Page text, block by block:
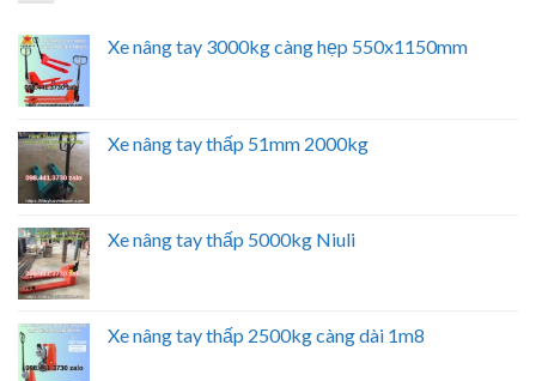
Xe nâng tay 3000kg càng hẹp 550x1150mm
Xe nâng tay thấp 51mm 2000kg
Xe nâng tay thấp 5000kg Niuli
Xe nâng tay thấp 2500kg càng dài 1m8